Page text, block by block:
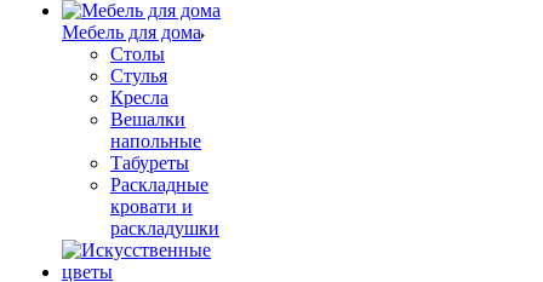
Мебель для дома
Столы
Стулья
Кресла
Вешалки
напольные
Табуреты
Раскладные
кровати и
раскладушки